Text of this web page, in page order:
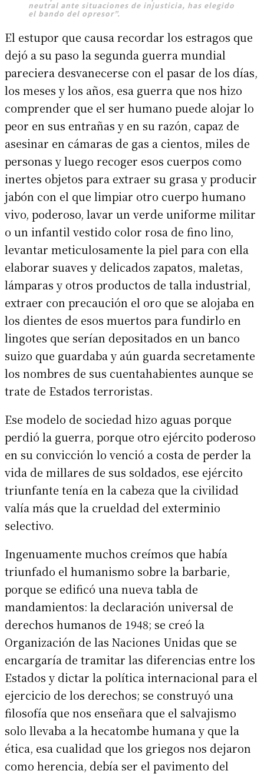
neutral ante situaciones de injusticia, has elegido
el bando del opresor”.
El estupor que causa recordar los estragos que
dejó a su paso la segunda guerra mundial
pareciera desvanecerse con el pasar de los días,
los meses y los años, esa guerra que nos hizo
comprender que el ser humano puede alojar lo
peor en sus entrañas y en su razón, capaz de
asesinar en cámaras de gas a cientos, miles de
personas y luego recoger esos cuerpos como
inertes objetos para extraer su grasa y producir
jabón con el que limpiar otro cuerpo humano
vivo, poderoso, lavar un verde uniforme militar
o un infantil vestido color rosa de fino lino,
levantar meticulosamente la piel para con ella
elaborar suaves y delicados zapatos, maletas,
lámparas y otros productos de talla industrial,
extraer con precaución el oro que se alojaba en
los dientes de esos muertos para fundirlo en
lingotes que serían depositados en un banco
suizo que guardaba y aún guarda secretamente
los nombres de sus cuentahabientes aunque se
trate de Estados terroristas.
Ese modelo de sociedad hizo aguas porque
perdió la guerra, porque otro ejército poderoso
en su convicción lo venció a costa de perder la
vida de millares de sus soldados, ese ejército
triunfante tenía en la cabeza que la civilidad
valía más que la crueldad del exterminio
selectivo.
Ingenuamente muchos creímos que había
triunfado el humanismo sobre la barbarie,
porque se edificó una nueva tabla de
mandamientos: la declaración universal de
derechos humanos de 1948; se creó la
Organización de las Naciones Unidas que se
encargaría de tramitar las diferencias entre los
Estados y dictar la política internacional para el
ejercicio de los derechos; se construyó una
filosofía que nos enseñara que el salvajismo
solo llevaba a la hecatombe humana y que la
ética, esa cualidad que los griegos nos dejaron
como herencia, debía ser el pavimento del